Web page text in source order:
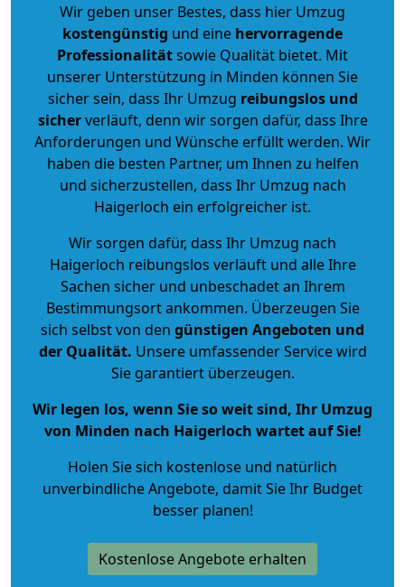
Wir geben unser Bestes, dass hier Umzug
kostengünstig und eine hervorragende
Professionalitätsowie Qualität bietet. Mit
unserer Unterstützung in Minden können Sie
sicher sein, dass Ihr Umzug reibungslos und
sicherverläuft, denn wir sorgen dafür, dass Ihre
Anforderungen und Wünsche erfüllt werden. Wir
haben die besten Partner, um Ihnen zu helfen
und sicherzustellen, dass Ihr Umzug nach
Haigerloch ein erfolgreicher ist.
Wir sorgen dafür, dass Ihr Umzug nach
Haigerloch reibungslos verläuft und alle Ihre
Sachen sicher und unbeschadet an Ihrem
Bestimmungsort ankommen. Überzeugen Sie
sich selbst von den günstigen Angeboten und
der Qualität. Unsere umfassender Service wird
Sie garantiert überzeugen.
Wir legen los, wenn Sie so weit sind, Ihr Umzug
von Minden nach Haigerloch wartet auf Sie!
Holen Sie sich kostenlose und natürlich
unverbindliche Angebote, damit Sie Ihr Budget
besser planen!
Kostenlose Angebote erhalten